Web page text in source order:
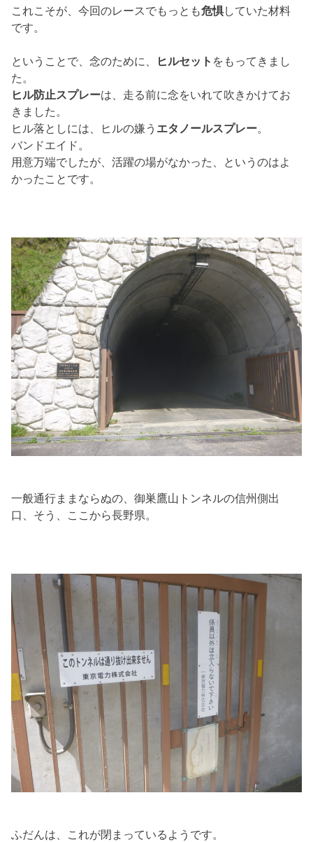
これこそが、今回のレースでもっとも危惧していた材料
です。
ということで、念のために、 ヒルセット をもってきまし
た。
ヒル防止スプレーは、走る前に念をいれて吹きかけてお
きました。
ヒル落としには、ヒルの嫌う エタノールスプレー。
バンドエイド。
用意万端でしたが、活躍の場がなかった、というのはよ
かったことです。
一般通行ままならぬの、御巣鷹山トンネルの信州側出
口、そう、ここから長野県。
ふだんは、これが閉まっているようです。